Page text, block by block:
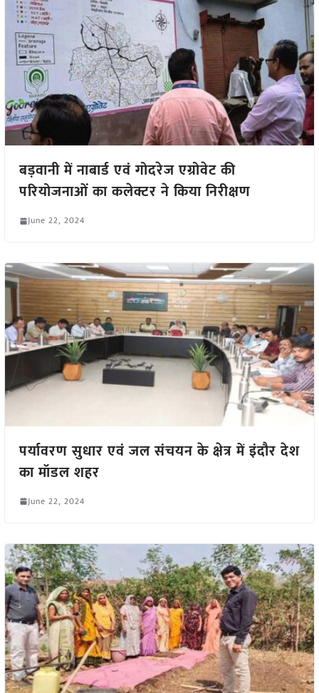
बड़वानी में नाबार्ड एवं गोदरेज एग्रोवेट की
परियोजनाओं का कलेक्टर ने किया निरीक्षण
June 22, 2024
पर्यावरण सुधार एवं जल संचयन के क्षेत्र में इंदौर देश
का मॉडल शहर
June 22, 2024